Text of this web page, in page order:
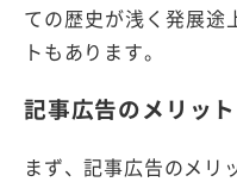
ての歴史が浅く発展途
トもあります。
記事広告のメリット
まず、記事広告のメリ